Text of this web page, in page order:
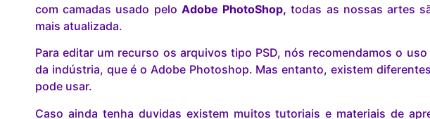
com camadas usado pelo Adobe PhotoShop, todas as nossas artes
mais atualizada.
Para editar um recurso os arquivos tipo PSD, nós recomendamos o
da indústria, que é o Adobe Photoshop. Mas entanto, existem
pode usar.
Caso ainda tenha duvidas existem muitos tutoriais e materiais de